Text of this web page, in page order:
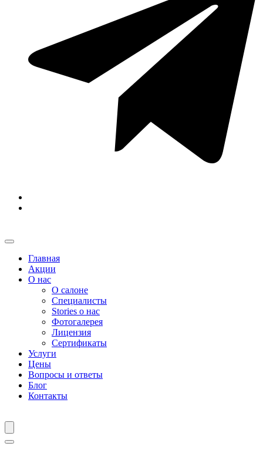
Главная
Акции
О нас
О салоне
Специалисты
Stories о нас
Фотогалерея
Лицензия
Сертификаты
Услуги
Цены
Вопросы и ответы
Блог
Контакты